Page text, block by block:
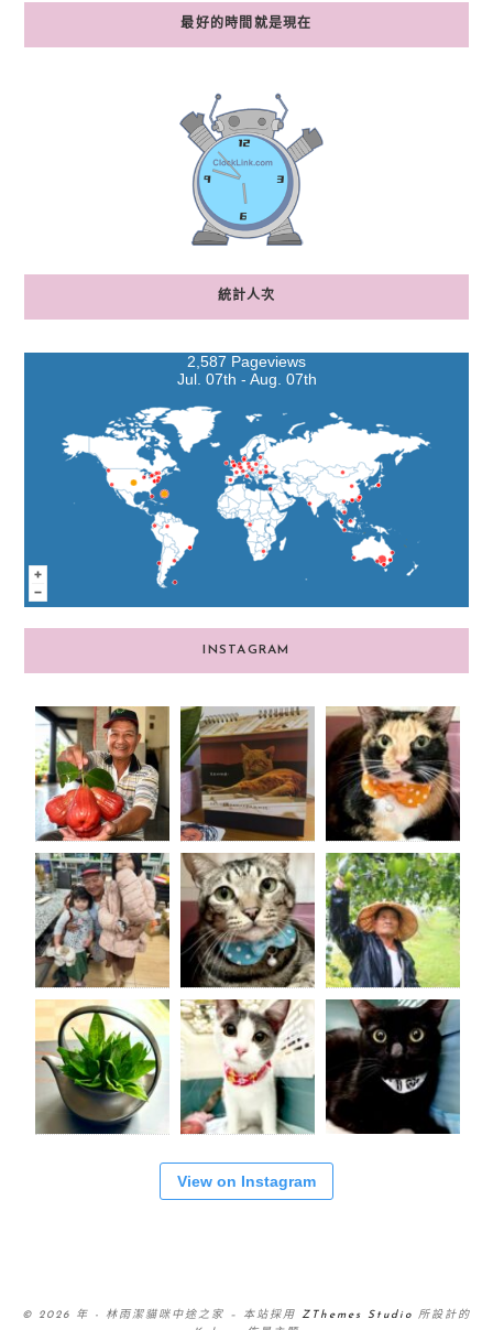
最好的時間就是現在
統計人次
2,587 Pageviews
Jul. 07th - Aug. 07th
INSTAGRAM
View on Instagram
© 2026 年 - 林雨潔貓咪中途之家 – 本站採用 ZThemes Studio 所設計的